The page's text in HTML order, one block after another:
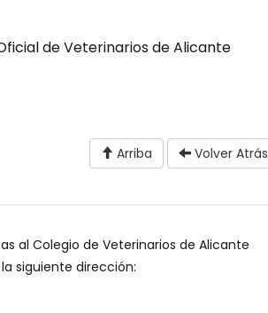
de Veterinarios de Alicante
Arriba Volver Atrás
al Colegio de Veterinarios de Alicante
siguiente dirección: